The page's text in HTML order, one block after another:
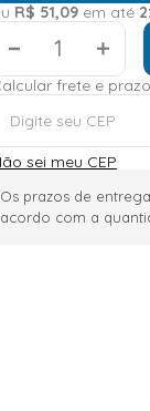
R$ 51,09em até 2
＋
frete e prazo
sei meu CEP
Os prazos de
acordo com a